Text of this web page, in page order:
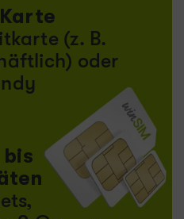
(z. B.
oder